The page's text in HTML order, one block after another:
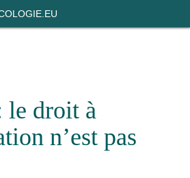
le droit à
n’est pas